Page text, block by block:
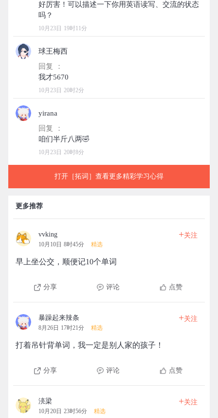
好厉害！可以描述一下你用英语读写、交流的状态
10月23日 19时11分
球王梅西
回复 ：
10月23日 20时2分
yirana
回复 ：
10月23日 20时8分
打开［拓词］查看更多精彩学习心得
更多推荐
vvking
10月10日 8时45分 精选
+关注
早上坐公交，顺便记10个单词
分享 评论 点赞
暴躁起来辣条
8月26日 17时21分 精选
+关注
打着吊针背单词，我一定是别人家的孩子！
分享 评论 点赞
湸梁
10月20日 23时56分 精选
+关注